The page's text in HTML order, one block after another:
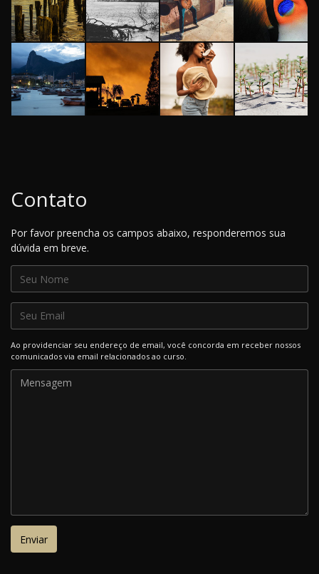
Contato
Por favor preencha os campos abaixo, responderemos sua
dúvida em breve.
Ao providenciar seu endereço de email, você concorda em receber nossos
comunicados via email relacionados ao curso.